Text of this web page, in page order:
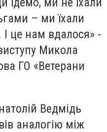
– ми їхали
І це нам вдалося» -
Микола
ГО «Ветерани
Ведмідь
аналогію між